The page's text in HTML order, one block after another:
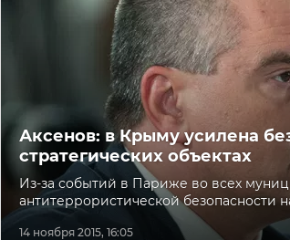
14 ноября 2015, 16:05
Аксенов: в Крыму усилена
стратегических объектах
Из-за событий в Париже во всех
антитеррористической безопасности